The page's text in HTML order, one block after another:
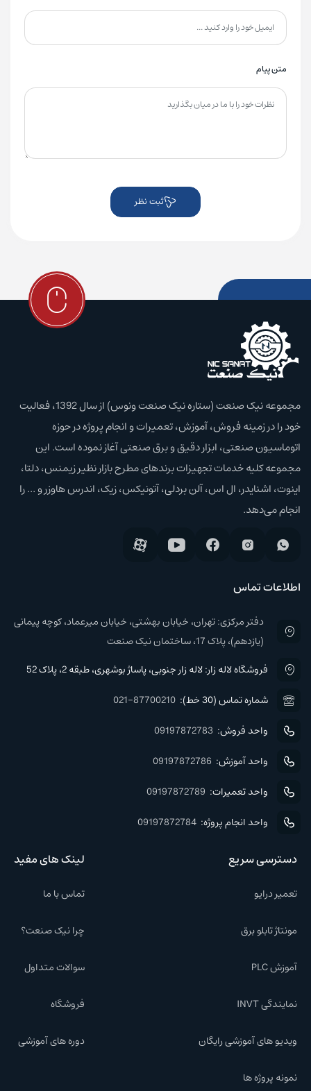
متن پیام
ثبت نظر
مجموعه نیک صنعت (ستاره نیک صنعت ونوس) از سال 1392، فعالیت
خود را در زمینه فروش، آموزش،‌ تعمیرات و انجام پروژه در حوزه
اتوماسیون صنعتی، ابزار دقیق و برق صنعتی آغاز نموده است. این
مجموعه کلیه خدمات تجهیزات برند‌های مطرح بازار نظیر زیمنس، دلتا،
اینوت، اشنایدر، ال اس، آلن بردلی، آتونیکس، زیک، اندرس هاوزر و ... را
انجام می‌دهد.
اطلاعات تماس
دفتر مرکزی: تهران، خیابان بهشتی، خیابان میرعماد، کوچه پیمانی
(یازدهم)، پلاک 17، ساختمان نیک صنعت
فروشگاه لاله زار: لاله زار جنوبی، پاساژ بوشهری، طبقه 2، پلاک 52
شماره تماس (30 خط):
021-87700210
واحد فروش: 09197872783
واحد آموزش: 09197872786
واحد تعمیرات: 09197872789
واحد انجام پروژه: 09197872784
دسترسی سریع
تعمیر درایو
مونتاژ تابلو برق
آموزش PLC
نمایندگی INVT
ویدیو های آموزشی رایگان
نمونه پروژه ها
لینک های مفید
تماس با ما
چرا نیک صنعت؟
سوالات متداول
فروشگاه
دوره های آموزشی